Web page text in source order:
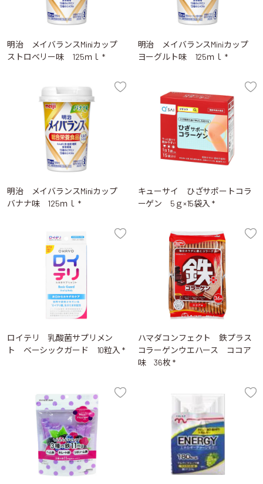
明治 メイバランスMiniカップ
ストロベリー味 125ｍｌ *
明治 メイバランスMiniカップ
ヨーグルト味 125ｍｌ *
明治 メイバランスMiniカップ
バナナ味 125ｍｌ *
キューサイ ひざサポートコラ
ーゲン 5ｇ×15袋入 *
ロイテリ 乳酸菌サプリメン
ト ベーシックガード 10粒入 *
ハマダコンフェクト 鉄プラス
コラーゲンウエハース ココア
味 36枚 *